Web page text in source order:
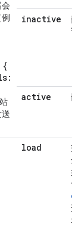
会
例
{
inactive
active
load